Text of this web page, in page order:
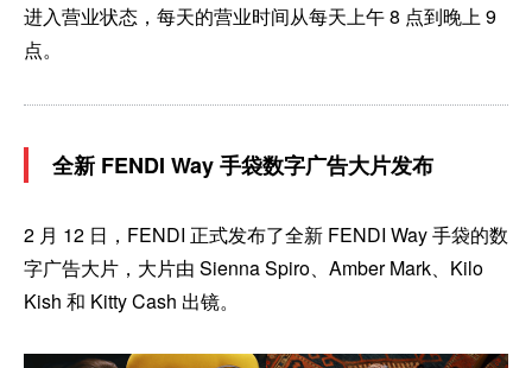
进入营业状态，每天的营业时间从每天上午 8 点到晚上 9
点。
全新 FENDI Way 手袋数字广告大片发布
2 月 12 日，FENDI 正式发布了全新 FENDI Way 手袋的数
字广告大片，大片由 Sienna Spiro、Amber Mark、Kilo
Kish 和 Kitty Cash 出镜。